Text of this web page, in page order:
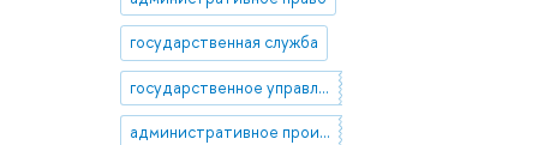
государственная служба
государственное управление
административное производство (административный процесс)